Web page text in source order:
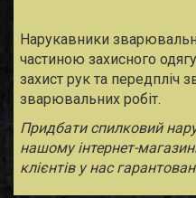
Нарукавники
частиною захисного
захист рук та передпліч
зварювальних робіт.
Придбати спилковий
нашому інтернет-
клієнтів у нас